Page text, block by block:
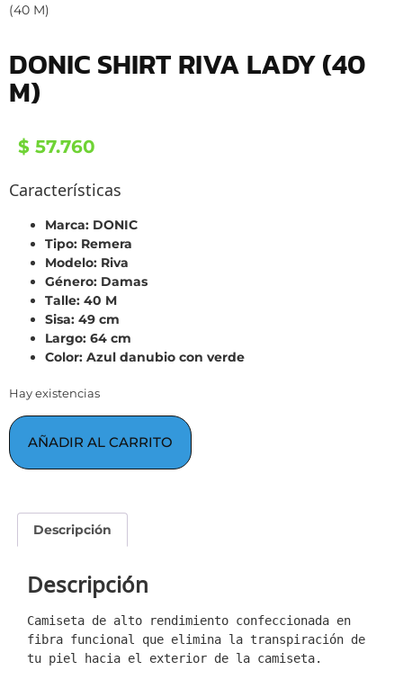
(40 M)
DONIC SHIRT RIVA LADY (40
M)
$ 57.760
Características
Marca: DONIC
Tipo: Remera
Modelo: Riva
Género: Damas
Talle: 40 M
Sisa: 49 cm
Largo: 64 cm
Color: Azul danubio con verde
Hay existencias
AÑADIR AL CARRITO
Descripción
Descripción
Camiseta de alto rendimiento confeccionada en
fibra funcional que elimina la transpiración de
tu piel hacia el exterior de la camiseta.